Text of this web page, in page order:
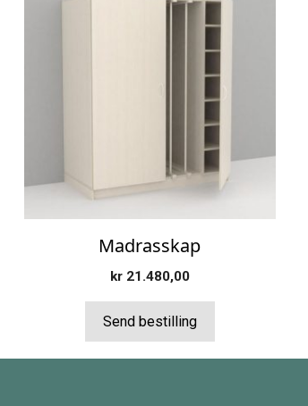
Madrasskap
kr21.480,00
Send bestilling